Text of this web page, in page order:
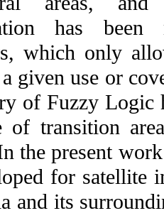
has
which only
given use or
of Fuzzy Logic
of transition
the present
for satellite
and its